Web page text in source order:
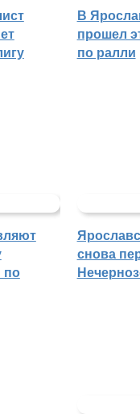
В
прошел
по ралли
по
снова